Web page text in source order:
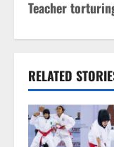
o
t
n
a
Teacher
RELATED